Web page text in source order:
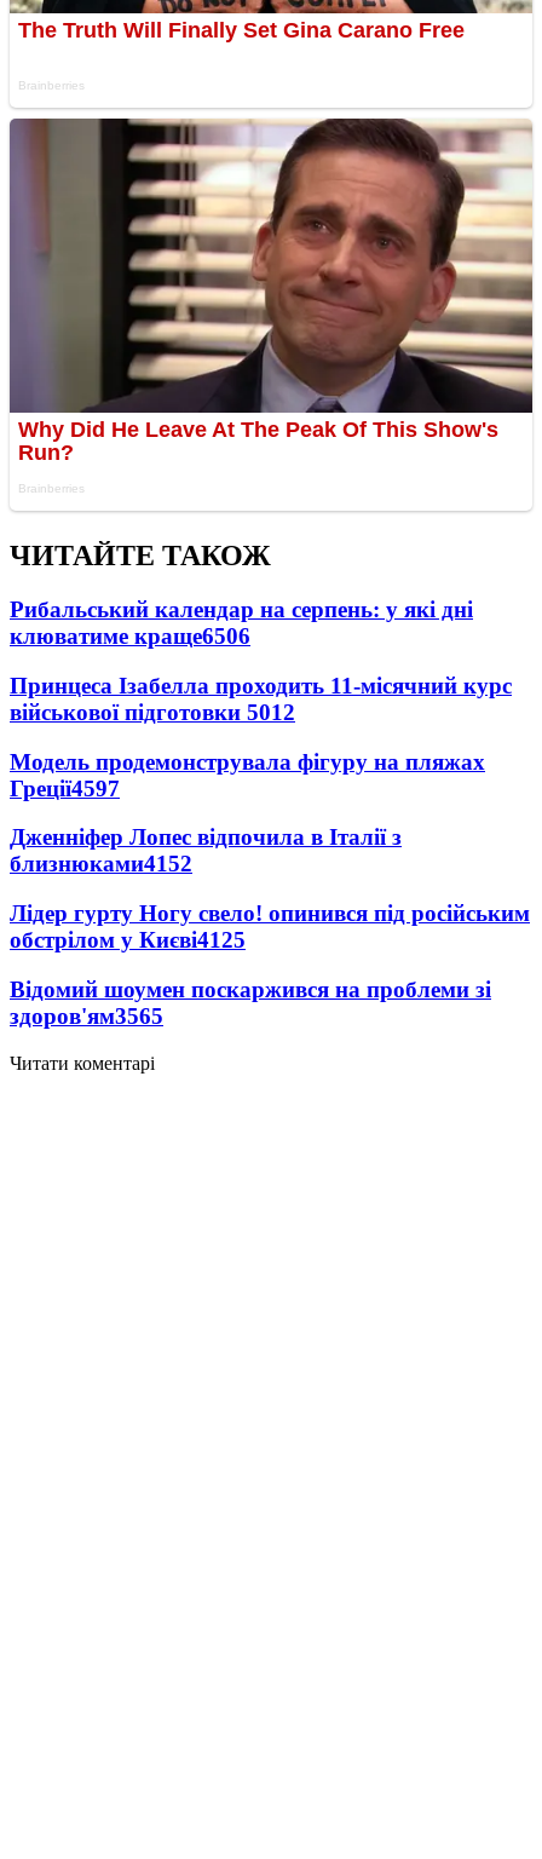
ЧИТАЙТЕ ТАКОЖ
Рибальський календар на серпень: у які дні
клюватиме краще6506
Принцеса Ізабелла проходить 11-місячний курс
військової підготовки 5012
Модель продемонструвала фігуру на пляжах
Греції4597
Дженніфер Лопес відпочила в Італії з
близнюками4152
Лідер гурту Ногу свело! опинився під російським
обстрілом у Києві4125
Відомий шоумен поскаржився на проблеми зі
здоров'ям3565
Читати коментарі